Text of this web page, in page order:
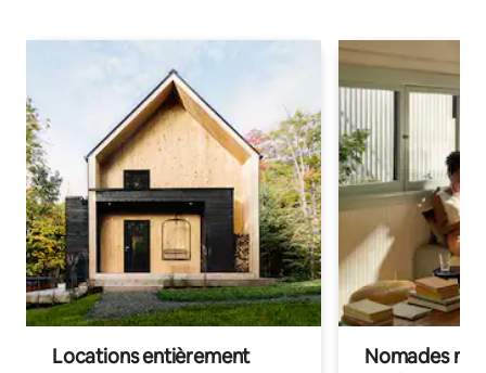
Locations entièrement
Nomades